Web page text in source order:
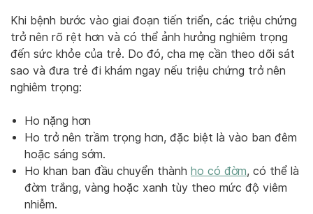
Khi bệnh bước vào giai đoạn tiến triển, các triệu chứng
trở nên rõ rệt hơn và có thể ảnh hưởng nghiêm trọng
đến sức khỏe của trẻ. Do đó, cha mẹ cần theo dõi sát
sao và đưa trẻ đi khám ngay nếu triệu chứng trở nên
nghiêm trọng:
Ho nặng hơn
Ho trở nên trầm trọng hơn, đặc biệt là vào ban đêm
hoặc sáng sớm.
Ho khan ban đầu chuyển thành ho có đờm, có thể là
đờm trắng, vàng hoặc xanh tùy theo mức độ viêm
nhiễm.